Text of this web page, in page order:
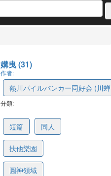
媾曳 (31)
作者:
熱川パイルバンカー同好会 (川
分類:
短篇 同人
扶他樂園
圓神領域